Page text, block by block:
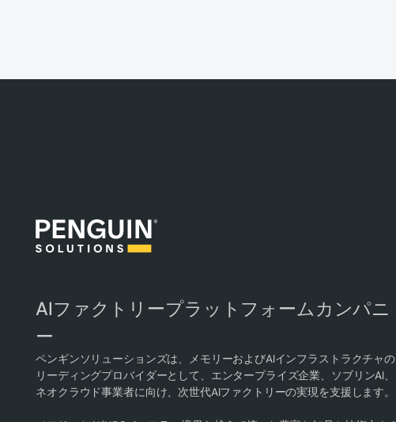
AIファクトリープラットフォームカンパニ
ー
ペンギンソリューションズは、メモリーおよびAIインフラストラクチャの
リーディングプロバイダーとして、エンタープライズ企業、ソブリンAI、
ネオクラウド事業者に向け、次世代AIファクトリーの実現を支援します。